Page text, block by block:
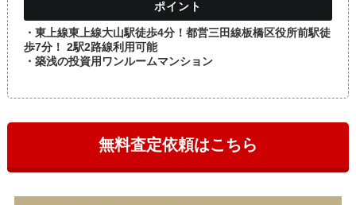
・東上線東上線大山駅徒歩4分！都営三田線板橋区役所前駅徒
歩7分！ 2駅2路線利用可能
・築浅の投資用ワンルームマンション
無料査定依頼はこちら